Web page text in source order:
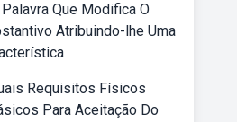
Que Modifica O
Atribuindo-lhe Uma
Requisitos Físicos
Para Aceitação Do